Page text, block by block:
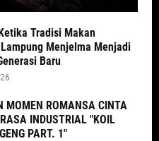
Tradisi Makan
Menjelma Menjadi
Baru
MOMEN ROMANSA CINTA
INDUSTRIAL "KOIL
PART. 1"